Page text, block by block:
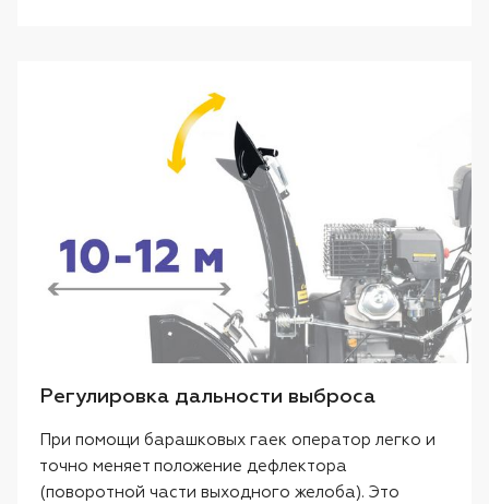
Регулировка дальности выброса
При помощи барашковых гаек оператор легко и
точно меняет положение дефлектора
(поворотной части выходного желоба). Это